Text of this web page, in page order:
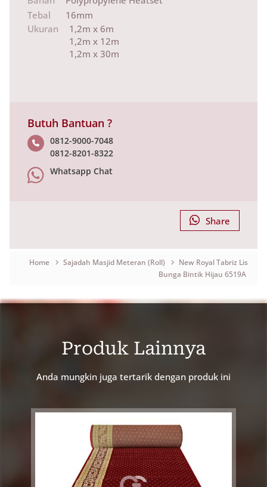
Tebal
16mm
Ukuran
1,2m x 6m
1,2m x 12m
1,2m x 30m
Butuh Bantuan ?
0812-9000-7048
0812-8201-8322
Whatsapp Chat
Share
Home Sajadah Masjid Meteran (Roll)
New Royal Tabriz Lis
Bunga Bintik Hijau 6519A
Produk Lainnya
Anda mungkin juga tertarik dengan produk ini